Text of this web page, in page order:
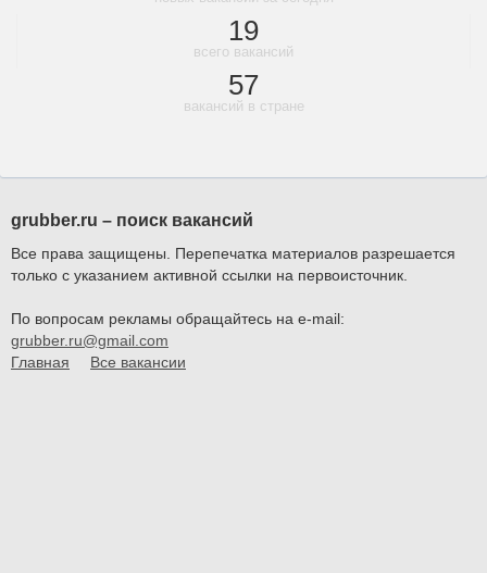
19
всего вакансий
57
вакансий в стране
grubber.ru – поиск вакансий
Все права защищены. Перепечатка материалов разрешается
только с указанием активной ссылки на первоисточник.
По вопросам рекламы обращайтесь на e-mail:
grubber.ru@gmail.com
Главная
Все вакансии